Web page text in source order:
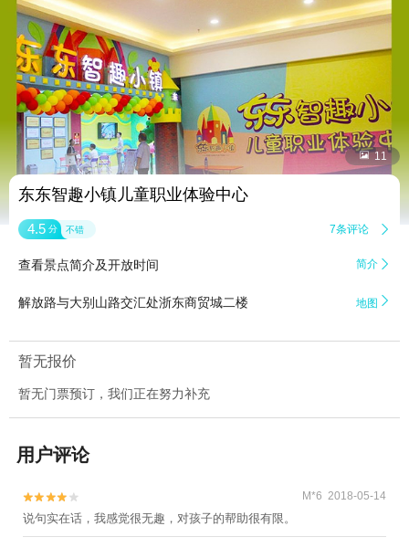
 11
东东智趣小镇儿童职业体验中心
4.5 分 不错 7条评论 
查看景点简介及开放时间 简介 
解放路与大别山路交汇处浙东商贸城二楼 地图 
暂无报价
暂无门票预订，我们正在努力补充
用户评论

 M*6 2018-05-14
说句实在话，我感觉很无趣，对孩子的帮助很有限。
